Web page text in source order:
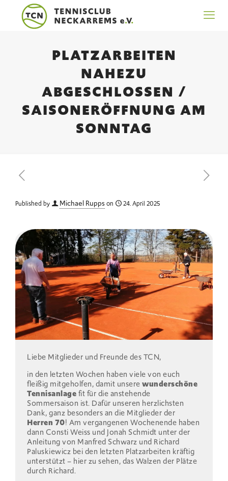
PLATZARBEITEN
NAHEZU
ABGESCHLOSSEN /
SAISONERÖFFNUNG AM
SONNTAG
Published by Michael Ruppson 24. April 2025
Liebe Mitglieder und Freunde des TCN,
in den letzten Wochen haben viele von euch
fleißig mitgeholfen, damit unserewunderschöne
Tennisanlagefit für die anstehende
Sommersaison ist. Dafür unseren herzlichsten
Dank, ganz besonders an die Mitglieder der
Herren 70! Am vergangenen Wochenende haben
dann Consti Weiss und Jonah Schmidt unter der
Anleitung von Manfred Schwarz und Richard
Paluskiewicz bei den letzten Platzarbeiten kräftig
unterstützt – hier zu sehen, das Walzen der Plätze
durch Richard.